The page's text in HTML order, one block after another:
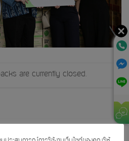
are currently closed.